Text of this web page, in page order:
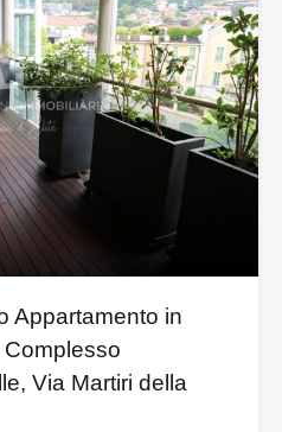
Appartamento in
Via Martiri della